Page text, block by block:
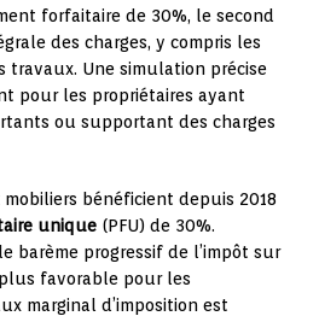
forfaitaire de 30%, le second
des charges, y compris les
travaux. Une simulation précise
pour les propriétaires ayant
ou supportant des charges
bénéficient depuis 2018
unique (PFU) de 30%.
barème progressif de l’impôt sur
favorable pour les
marginal d’imposition est